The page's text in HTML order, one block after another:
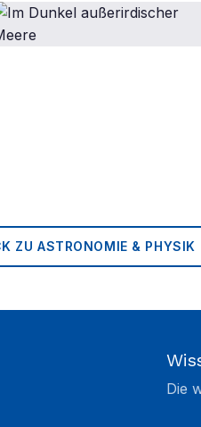
ZUASTRONOMIE & PHYSIK
Die